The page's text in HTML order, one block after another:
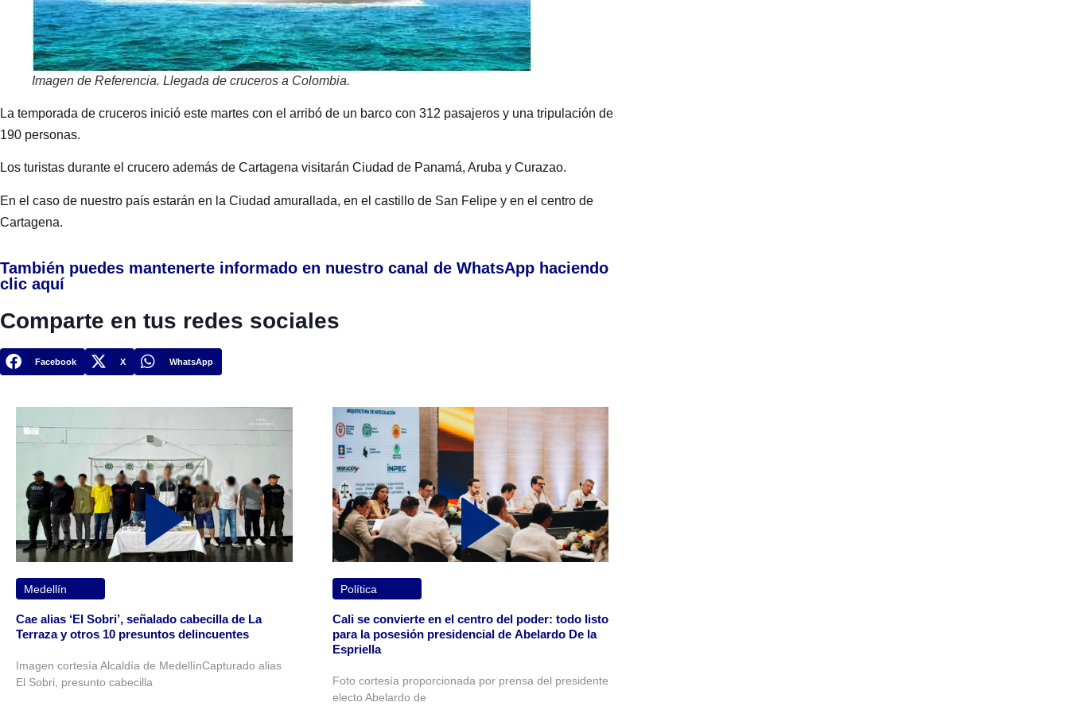
Imagen de Referencia. Llegada de cruceros a Colombia.
La temporada de cruceros inició este martes con el arribó de un barco con 312 pasajeros y una tripulación de
190 personas.
Los turistas durante el crucero además de Cartagena visitarán Ciudad de Panamá, Aruba y Curazao.
En el caso de nuestro país estarán en la Ciudad amurallada, en el castillo de San Felipe y en el centro de
Cartagena.
También puedes mantenerte informado en nuestro canal de WhatsApp haciendo
clic aquí
Comparte en tus redes sociales
Facebook X WhatsApp
Medellín
Cae alias ‘El Sobri’, señalado cabecilla de La
Terraza y otros 10 presuntos delincuentes
Imagen cortesía Alcaldía de MedellínCapturado alias
El Sobri, presunto cabecilla
Política
Cali se convierte en el centro del poder: todo listo
para la posesión presidencial de Abelardo De la
Espriella
Foto cortesía proporcionada por prensa del presidente
electo Abelardo de